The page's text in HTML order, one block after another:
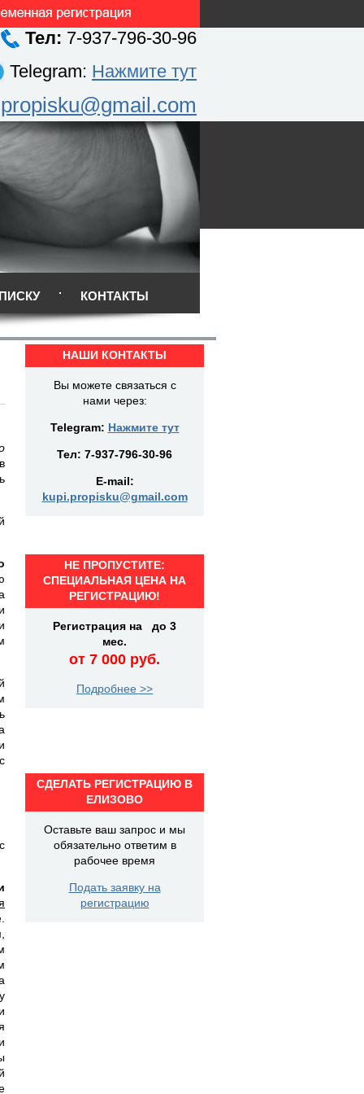
Тел: 7-937-796-30-96
Telegram: Нажмите тут
КОНТАКТЫ
НАШИ КОНТАКТЫ
Вы можете связаться с
нами через:
Telegram: Нажмите тут
Тел: 7-937-796-30-96
E-mail:
kupi.propisku@gmail.com
НЕ ПРОПУСТИТЕ:
СПЕЦИАЛЬНАЯ ЦЕНА НА
РЕГИСТРАЦИЮ!
Регистрация на до 3
мес.
от 7 000 руб.
Подробнее >>
СДЕЛАТЬ РЕГИСТРАЦИЮ В
ЕЛИЗОВО
Оставьте ваш запрос и мы
обязательно ответим в
рабочее время
Подать заявку на
регистрацию